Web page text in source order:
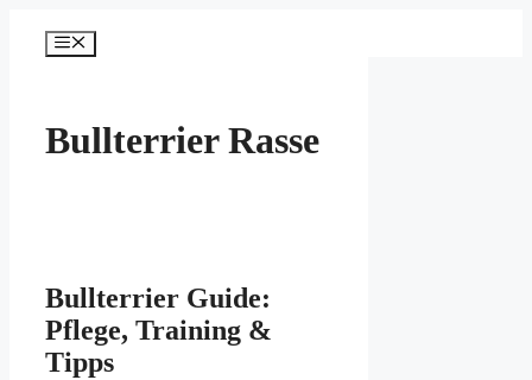
Inhalt
springen
Menü
Bullterrier Rasse
Bullterrier Guide:
Pflege, Training &
Tipps